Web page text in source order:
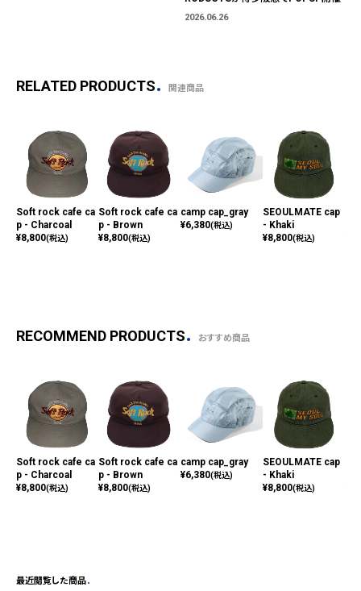
2026.06.26
RELATED PRODUCTS 関連商品
Soft rock cafe ca
p - Charcoal
¥8,800(税込)
Soft rock cafe ca
p - Brown
¥8,800(税込)
camp cap_gray
¥6,380(税込)
SEOULMATE cap
- Khaki
¥8,800(税込)
RECOMMEND PRODUCTS おすすめ商品
Soft rock cafe ca
p - Charcoal
¥8,800(税込)
Soft rock cafe ca
p - Brown
¥8,800(税込)
camp cap_gray
¥6,380(税込)
SEOULMATE cap
- Khaki
¥8,800(税込)
最近閲覧した商品